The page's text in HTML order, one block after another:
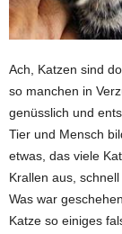
Ach, Katzen sind
so manchen in
genüsslich und
Tier und Mensch
etwas, das viele
Krallen aus,
Was war
Katze so einiges